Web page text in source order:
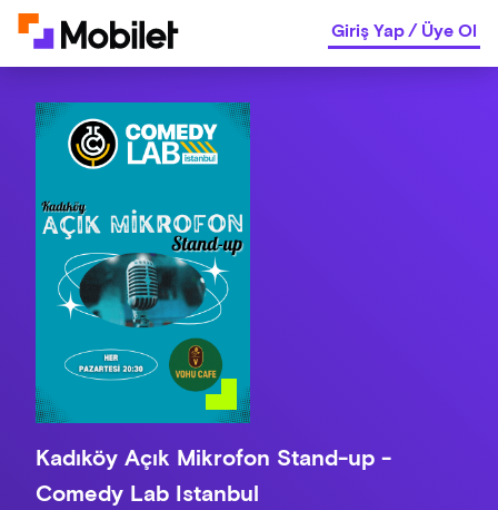
Giriş Yap/Üye Ol
Kadıköy Açık Mikrofon Stand-up -
Comedy Lab Istanbul